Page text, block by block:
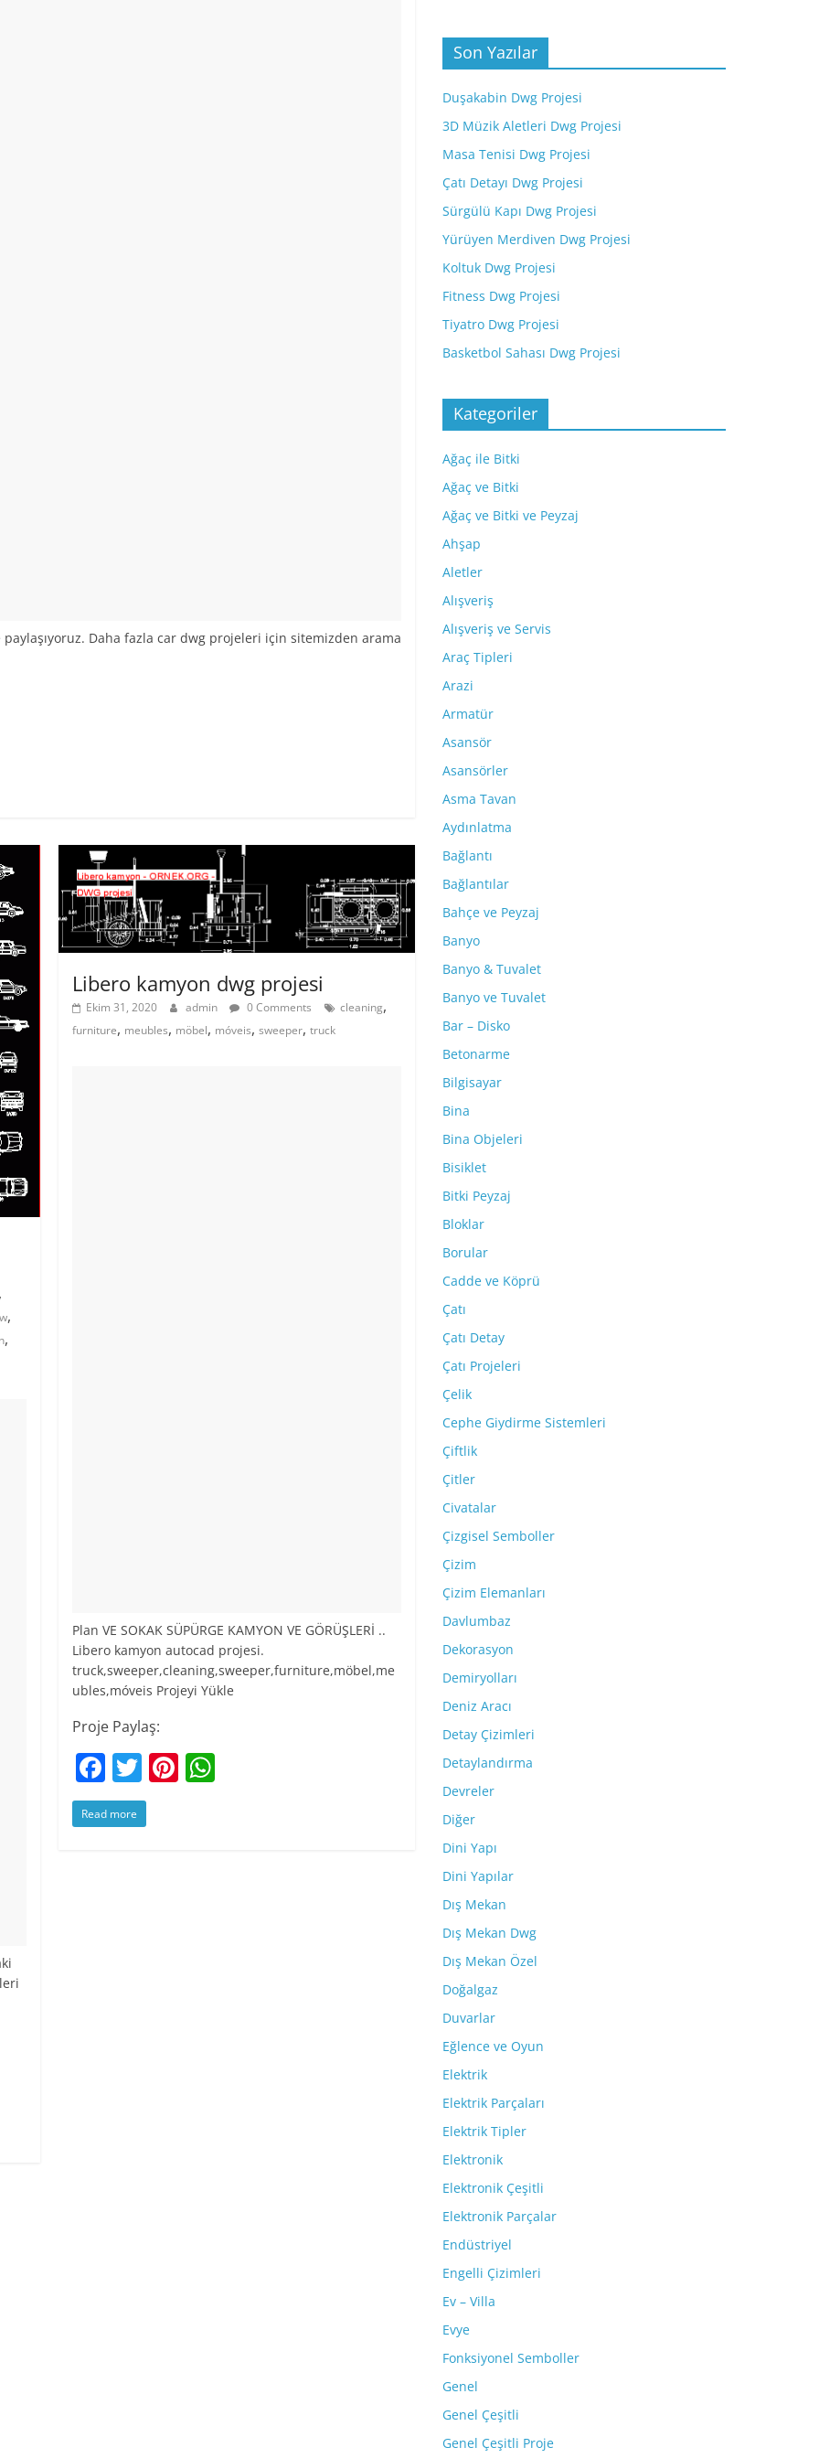
Daha fazla car dwg projeleri için sitemizden arama
,
,
,
Libero kamyon dwg projesi
Ekim 31, 2020 admin 0 Comments cleaning,
furniture, meubles, möbel, móveis,sweeper,truck
Plan VE SOKAK SÜPÜRGE KAMYON VE GÖRÜŞLERİ ..
Libero kamyon autocad projesi.
truck,sweeper,cleaning,sweeper,furniture,möbel,me
ubles,móveis Projeyi Yükle
Proje Paylaş:
F
a
c
T
w
itt
Pi
Read more
Son Yazılar
Duşakabin Dwg Projesi
3D Müzik Aletleri Dwg Projesi
Masa Tenisi Dwg Projesi
Çatı Detayı Dwg Projesi
Sürgülü Kapı Dwg Projesi
Yürüyen Merdiven Dwg Projesi
Koltuk Dwg Projesi
Fitness Dwg Projesi
Tiyatro Dwg Projesi
Basketbol Sahası Dwg Projesi
Kategoriler
Ağaç ile Bitki
Ağaç ve Bitki
Ağaç ve Bitki ve Peyzaj
Ahşap
Aletler
Alışveriş
Alışveriş ve Servis
Araç Tipleri
Arazi
Armatür
Asansör
Asansörler
Asma Tavan
Aydınlatma
Bağlantı
Bağlantılar
Bahçe ve Peyzaj
Banyo
Banyo & Tuvalet
Banyo ve Tuvalet
Bar – Disko
Betonarme
Bilgisayar
Bina
Bina Objeleri
Bisiklet
Bitki Peyzaj
Bloklar
Borular
Cadde ve Köprü
Çatı
Çatı Detay
Çatı Projeleri
Çelik
Cephe Giydirme Sistemleri
Çiftlik
Çitler
Civatalar
Çizgisel Semboller
Çizim
Çizim Elemanları
Davlumbaz
Dekorasyon
Demiryolları
Deniz Aracı
Detay Çizimleri
Detaylandırma
Devreler
Diğer
Dini Yapı
Dini Yapılar
Dış Mekan
Dış Mekan Dwg
Dış Mekan Özel
Doğalgaz
Duvarlar
Eğlence ve Oyun
Elektrik
Elektrik Parçaları
Elektrik Tipler
Elektronik
Elektronik Çeşitli
Elektronik Parçalar
Endüstriyel
Engelli Çizimleri
Ev – Villa
Evye
Fonksiyonel Semboller
Genel
Genel Çeşitli
Genel Çeşitli Proje